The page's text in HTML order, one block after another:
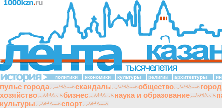
политики экономики культуры религии архитектуры
пульс города скандалы общество
хозяйство
бизнес наука и образование
культуры
спорт